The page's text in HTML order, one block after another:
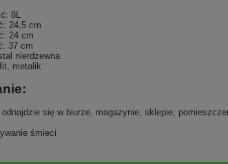
8L
24,5 cm
24 cm
37 cm
nierdzewna
metalik
się w biurze, magazynie, sklepie,
śmieci